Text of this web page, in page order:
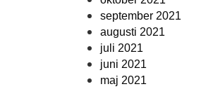
september 2021
augusti 2021
juli 2021
juni 2021
maj 2021